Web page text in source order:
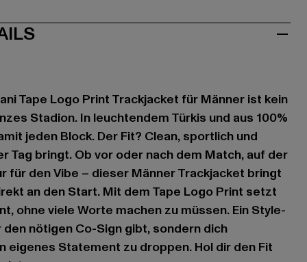
Tape Logo Print Trackjacket für Männer ist kein
Stadion. In leuchtendem Türkis und aus 100%
jeden Block. Der Fit? Clean, sportlich und
Tag bringt. Ob vor oder nach dem Match, auf der
für den Vibe – dieser Männer Trackjacket bringt
an den Start. Mit dem Tape Logo Print setzt
ohne viele Worte machen zu müssen. Ein Style-
nötigen Co-Sign gibt, sondern dich
eigenes Statement zu droppen. Hol dir den Fit